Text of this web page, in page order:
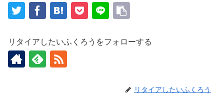
リタイアしたいふくろうをフォローする
リタイアしたいふくろう